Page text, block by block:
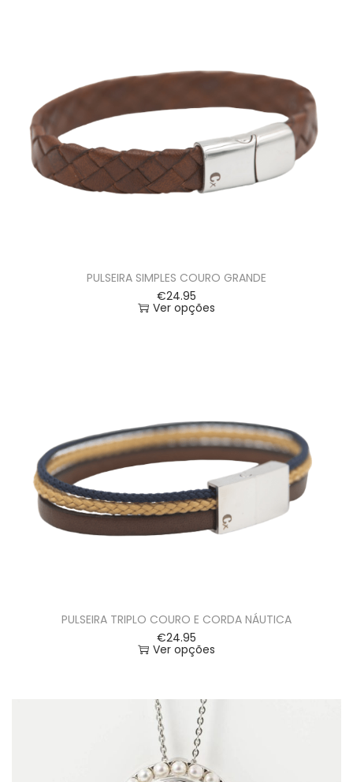
PULSEIRA SIMPLES COURO GRANDE
€24.95
Ver opções
PULSEIRA TRIPLO COURO E CORDA NÁUTICA
€24.95
Ver opções